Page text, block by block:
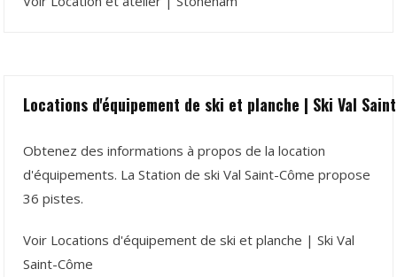
Locations d'équipement de ski et planche | Ski Val
Obtenez des informations à propos de la location
d'équipements. La Station de ski Val Saint-Côme propose
36 pistes.
Voir Locations d'équipement de ski et planche | Ski Val
Saint-Côme